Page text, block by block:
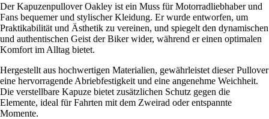
Der Kapuzenpullover Oakley ist ein Muss für Motorradliebhaber und
Fans bequemer und stylischer Kleidung. Er wurde entworfen, um
Praktikabilität und Ästhetik zu vereinen, und spiegelt den dynamischen
und authentischen Geist der Biker wider, während er einen optimalen
Komfort im Alltag bietet.
Hergestellt aus hochwertigen Materialien, gewährleistet dieser Pullover
eine hervorragende Abriebfestigkeit und eine angenehme Weichheit.
Die verstellbare Kapuze bietet zusätzlichen Schutz gegen die
Elemente, ideal für Fahrten mit dem Zweirad oder entspannte
Momente.